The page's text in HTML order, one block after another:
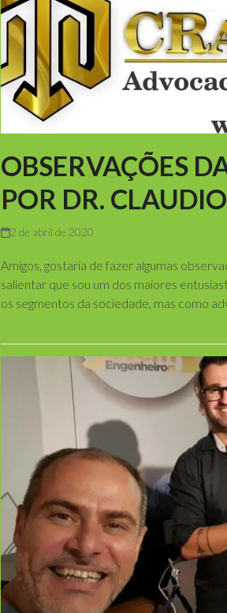
OBSERVAÇÕES
POR DR.
2 de abril de 2020
Amigos, gostaria de fazer algumas
salientar que sou um dos maiores
os segmentos da sociedade, mas como